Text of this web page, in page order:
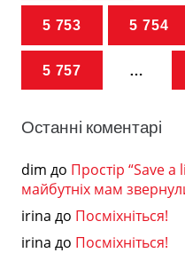
5 753 5 754
5 757 …
Останні коментарі
dim до Простір “Save a
майбутніх мам
irina до Посміхніться!
irina до Посміхніться!